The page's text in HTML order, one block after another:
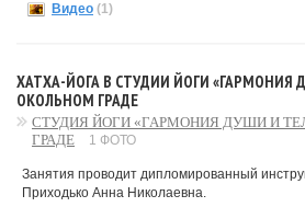
Видео (1)
ХАТХА-ЙОГА В СТУДИИ ЙОГИ «ГАРМОНИЯ
ОКОЛЬНОМ ГРАДЕ
СТУДИЯ ЙОГИ «ГАРМОНИЯ ДУШИ И
ГРАДЕ
1 ФОТО
Занятия проводит дипломированный
Приходько Анна Николаевна.